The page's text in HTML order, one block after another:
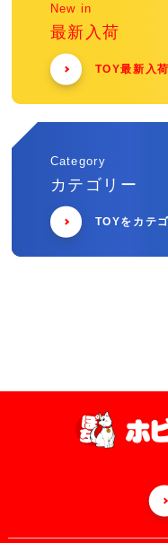
New in
最新入荷
TOY最新入
Category
カテゴリー
TOYをカテ